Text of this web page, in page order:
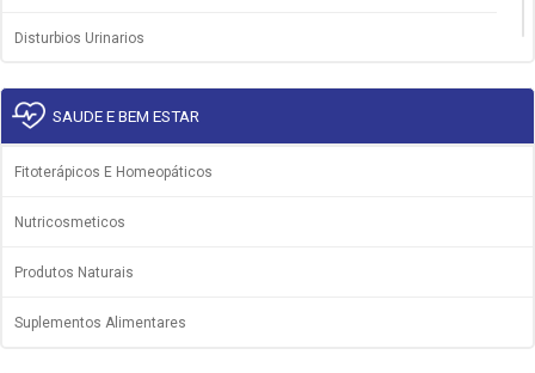
Disturbios Urinarios
Dor E Febre
SAUDE E BEM ESTAR
Fitoterápicos E Homeopáticos
Nutricosmeticos
Produtos Naturais
Suplementos Alimentares